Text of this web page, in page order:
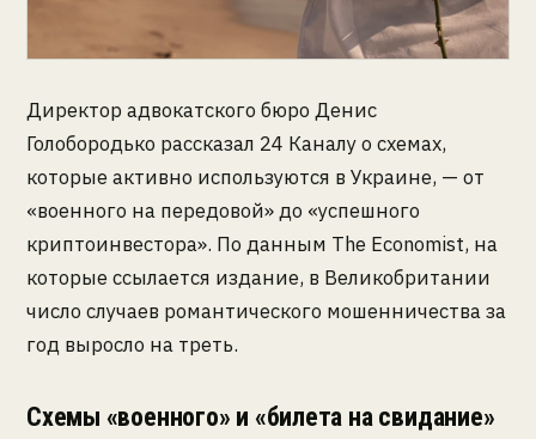
Директор адвокатского бюро Денис
Голобородько рассказал 24 Каналу о схемах,
которые активно используются в Украине, — от
«военного на передовой» до «успешного
криптоинвестора». По данным The Economist, на
которые ссылается издание, в Великобритании
число случаев романтического мошенничества за
год выросло на треть.
Схемы «военного» и «билета на свидание»